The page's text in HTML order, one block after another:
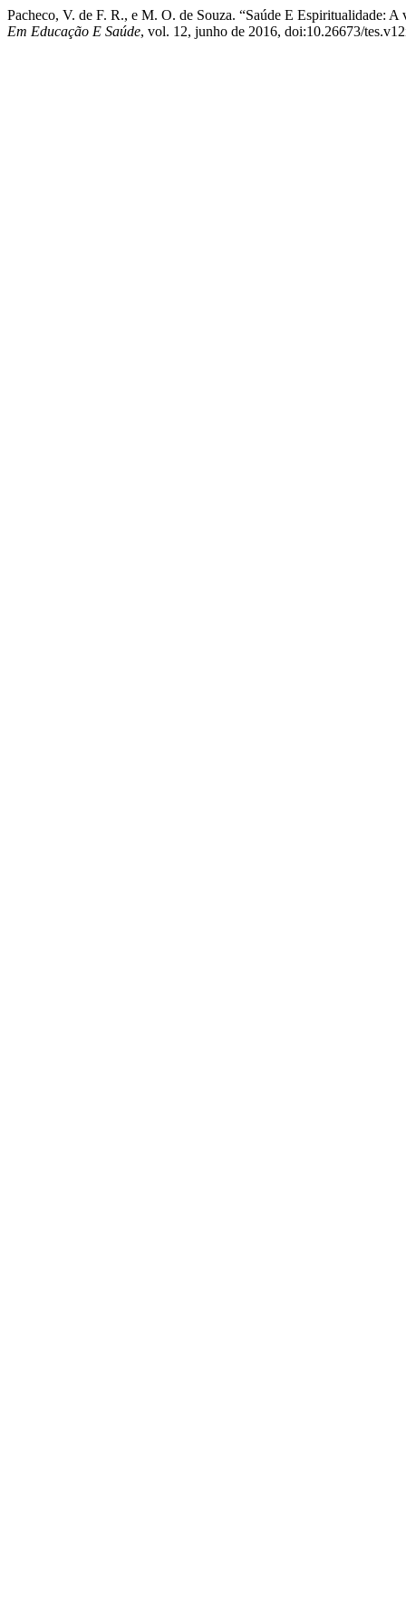
Pacheco, V. de F. R., e M. O. de Souza. “Saúde E Espiritualidade:
Em Educação E Saúde, vol. 12, junho de 2016, doi:10.26673/